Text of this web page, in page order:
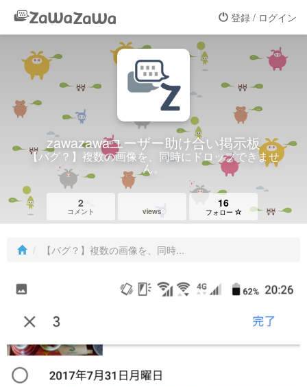
登録 / ログイン
zawazawaユーザー助け合い掲示板
【バグ？】複数の画像を、同時にドロップできませ
ん。
2
コメント views
16
フォロー
【バグ？】複数の画像を、同時...